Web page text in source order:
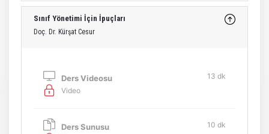
Sınıf Yönetimi İçin İpuçları
Doç. Dr. Kürşat Cesur
Ders Videosu
Video
13 dk
Ders Sunusu 10 dk